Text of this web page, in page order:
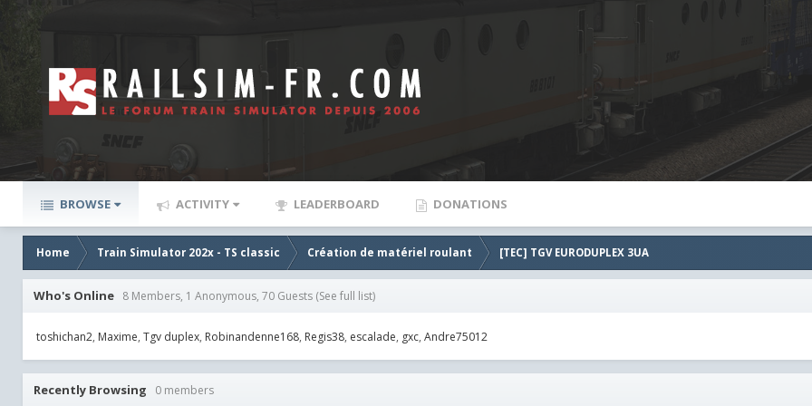
BROWSE ACTIVITY LEADERBOARD DONATIONS
Home Train Simulator 202x - TS classic Création de matériel roulant [TEC] TGV EURODUPLEX 3UA
Who's Online 8 Members, 1 Anonymous, 70 Guests (See full list)
toshichan2 Maxime Tgv duplex Robinandenne168 Regis38 escalade gxc Andre75012
Recently Browsing 0 members